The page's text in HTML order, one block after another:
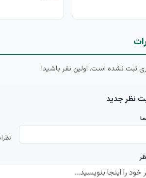
ثبت نشده است. اولین نفر باشید!
نظر جدید